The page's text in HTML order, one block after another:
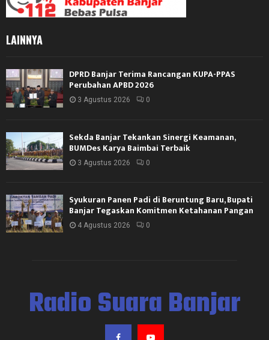
LAINNYA
DPRD Banjar Terima Rancangan KUPA-PPAS
Perubahan APBD 2026
3 Agustus 2026 0
Sekda Banjar Tekankan Sinergi Keamanan,
BUMDes Karya Baimbai Terbaik
3 Agustus 2026 0
Syukuran Panen Padi di Beruntung Baru, Bupati
Banjar Tegaskan Komitmen Ketahanan Pangan
4 Agustus 2026 0
Radio Suara Banjar